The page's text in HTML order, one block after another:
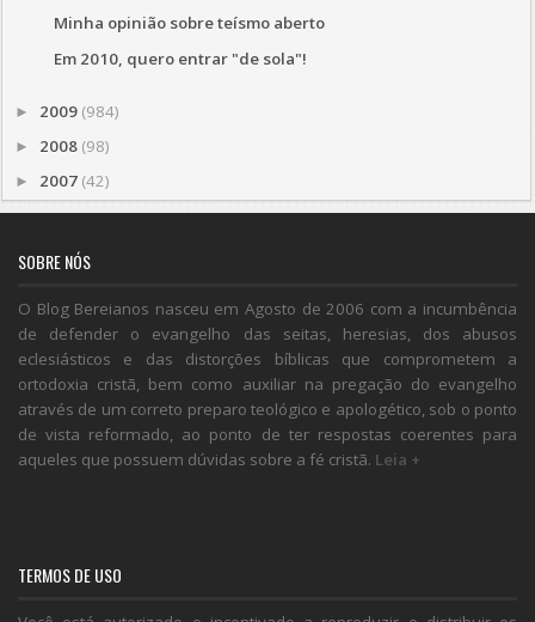
Minha opinião sobre teísmo aberto
Em 2010, quero entrar "de sola"!
► 2009 (984)
► 2008 (98)
► 2007 (42)
SOBRE NÓS
O Blog Bereianos nasceu em Agosto de 2006 com a incumbência
de defender o evangelho das seitas, heresias, dos abusos
eclesiásticos e das distorções bíblicas que comprometem a
ortodoxia cristã, bem como auxiliar na pregação do evangelho
através de um correto preparo teológico e apologético, sob o ponto
de vista reformado, ao ponto de ter respostas coerentes para
aqueles que possuem dúvidas sobre a fé cristã. Leia +
TERMOS DE USO